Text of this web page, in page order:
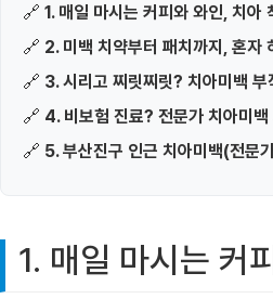
🔗 1. 매일 마시는 커피와 와인, 치아
🔗 2. 미백 치약부터 패치까지, 혼자
🔗 3. 시리고 찌릿찌릿? 치아미백 부
🔗 4. 비보험 진료? 전문가 치아미
🔗 5. 부산진구 인근 치아미백(전문
1. 매일 마시는 커